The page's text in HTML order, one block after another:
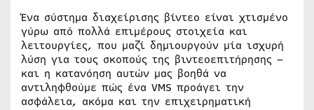
Ένα σύστημα διαχείρισης βίντεο είναι χτισμένο
γύρω από πολλά επιμέρους στοιχεία και
λειτουργίες, που μαζί δημιουργούν μία ισχυρή
λύση για τους σκοπούς της βιντεοεπιτήρησης –
και η κατανόηση αυτών μας βοηθά να
αντιληφθούμε πώς ένα VMS προάγει την
ασφάλεια, ακόμα και την επιχειρηματική